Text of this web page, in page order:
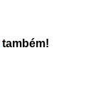
também!